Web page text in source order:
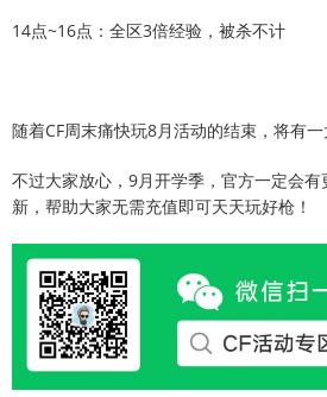
14点~16点：全区3倍经验，被杀不计
随着CF周末痛快玩8月活动的结束，将有一
不过大家放心，9月开学季，官方一定会
新，帮助大家无需充值即可天天玩好枪！